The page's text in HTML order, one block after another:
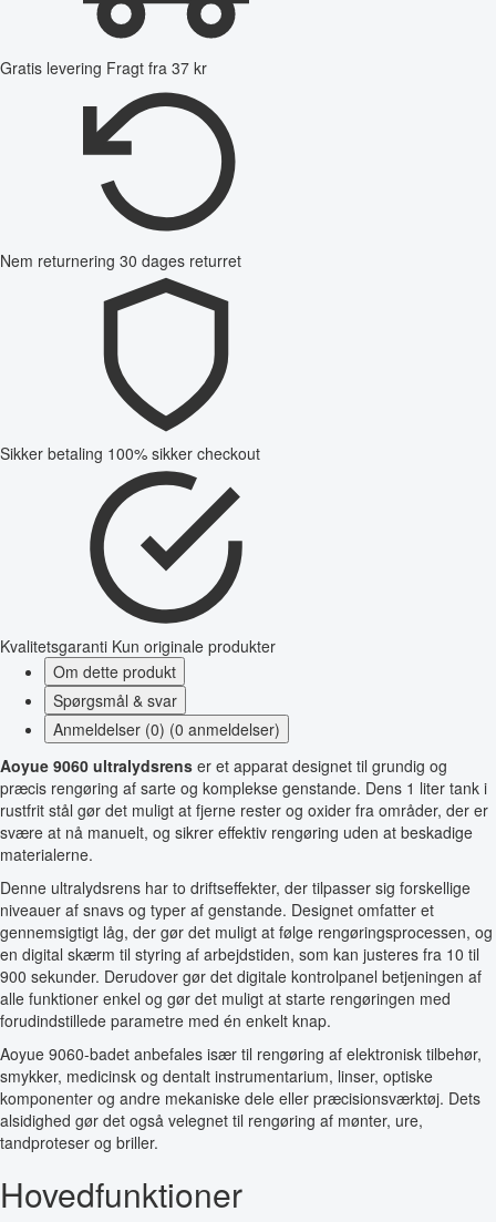
Gratis levering Fragt fra 37 kr
Nem returnering 30 dages returret
Sikker betaling 100% sikker checkout
Kvalitetsgaranti Kun originale produkter
Om dette produkt
Spørgsmål & svar
Anmeldelser (0) (0 anmeldelser)
Aoyue 9060 ultralydsrens er et apparat designet til grundig og
præcis rengøring af sarte og komplekse genstande. Dens 1 liter tank i
rustfrit stål gør det muligt at fjerne rester og oxider fra områder, der er
svære at nå manuelt, og sikrer effektiv rengøring uden at beskadige
materialerne.
Denne ultralydsrens har to driftseffekter, der tilpasser sig forskellige
niveauer af snavs og typer af genstande. Designet omfatter et
gennemsigtigt låg, der gør det muligt at følge rengøringsprocessen, og
en digital skærm til styring af arbejdstiden, som kan justeres fra 10 til
900 sekunder. Derudover gør det digitale kontrolpanel betjeningen af
alle funktioner enkel og gør det muligt at starte rengøringen med
forudindstillede parametre med én enkelt knap.
Aoyue 9060-badet anbefales især til rengøring af elektronisk tilbehør,
smykker, medicinsk og dentalt instrumentarium, linser, optiske
komponenter og andre mekaniske dele eller præcisionsværktøj. Dets
alsidighed gør det også velegnet til rengøring af mønter, ure,
tandproteser og briller.
Hovedfunktioner